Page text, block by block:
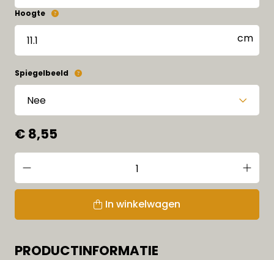
Hoogte
Spiegelbeeld
€ 8,55
In winkelwagen
PRODUCTINFORMATIE